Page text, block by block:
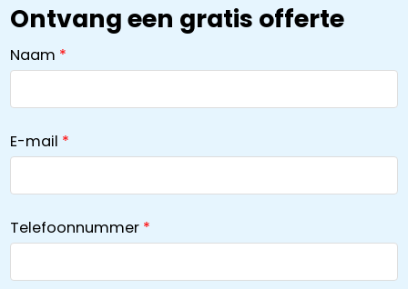
Ontvang een gratis offerte
Naam
E-mail
Telefoonnummer